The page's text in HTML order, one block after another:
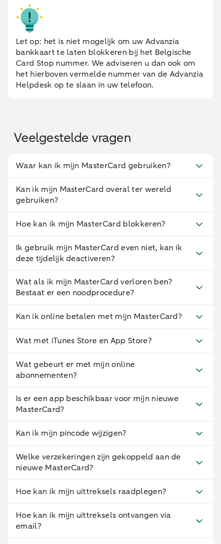
Let op: het is niet mogelijk om uw Advanzia
bankkaart te laten blokkeren bij het Belgische
Card Stop nummer. We adviseren u dan ook om
het hierboven vermelde nummer van de Advanzia
Helpdesk op te slaan in uw telefoon.
Veelgestelde vragen
Waar kan ik mijn MasterCard gebruiken?
Kan ik mijn MasterCard overal ter wereld
gebruiken?
Hoe kan ik mijn MasterCard blokkeren?
Ik gebruik mijn MasterCard even niet, kan ik
deze tijdelijk deactiveren?
Wat als ik mijn MasterCard verloren ben?
Bestaat er een noodprocedure?
Kan ik online betalen met mijn MasterCard?
Wat met iTunes Store en App Store?
Wat gebeurt er met mijn online
abonnementen?
Is er een app beschikbaar voor mijn nieuwe
MasterCard?
Kan ik mijn pincode wijzigen?
Welke verzekeringen zijn gekoppeld aan de
nieuwe MasterCard?
Hoe kan ik mijn uittreksels raadplegen?
Hoe kan ik mijn uittreksels ontvangen via
email?